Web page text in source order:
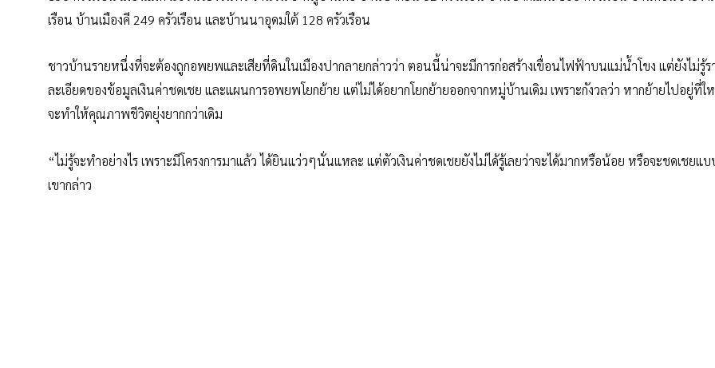
เรือน บ้านเมืองคี 249 ครัวเรือน และบ้านนาอุดมใต้ 128 ครัวเรือน
ชาวบ้านรายหนึ่งที่จะต้องถูกอพยพและเสียที่ดินในเมืองปากลายกล่าวว่า ตอนนี้น่าจะมีการก่อสร้างเขื่อนไฟฟ้าบนแม่น้ำโขง แต่ยังไม่รู้ร
ละเอียดของข้อมูลเงินค่าชดเชย และแผนการอพยพโยกย้าย แต่ไม่ได้อยากโยกย้ายออกจากหมู่บ้านเดิม เพราะกังวลว่า หากย้ายไปอยู่ที่ใ
จะทำให้คุณภาพชีวิตยุ่งยากกว่าเดิม
“ไม่รู้จะทำอย่างไร เพราะมีโครงการมาแล้ว ได้ยินแว่วๆนั่นแหละ แต่ตัวเงินค่าชดเชยยังไม่ได้รู้เลยว่าจะได้มากหรือน้อย หรือจะชดเชยแ
เขากล่าว